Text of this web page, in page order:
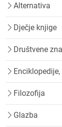
Alternativa
Dječje knjige
Društvene
Filozofija
Glazba